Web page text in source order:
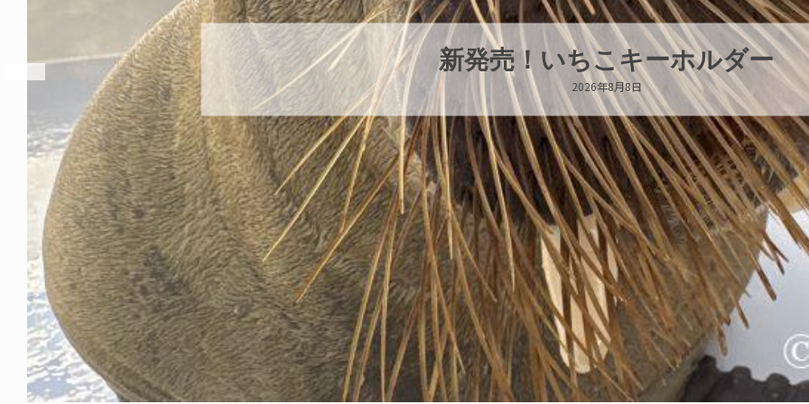
パラオオウムガイが交接していま
2026年8月7日